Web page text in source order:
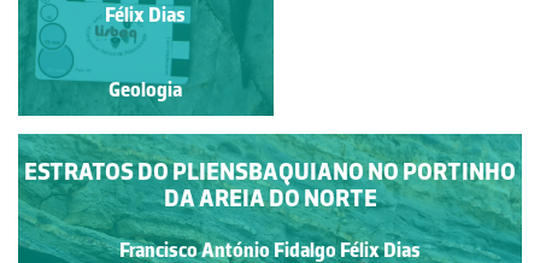
Félix Dias
Geologia
ESTRATOS DO PLIENSBAQUIANO NO PORTINHO
DA AREIA DO NORTE
Francisco António Fidalgo Félix Dias
Félix Dias
Geologia